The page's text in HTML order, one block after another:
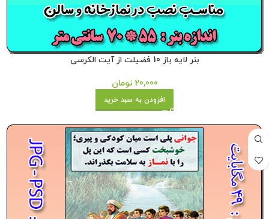
بنر لایه باز 10 فضیلت از آیت الکرسی
20,000 تومان
افزودن به سبد خرید